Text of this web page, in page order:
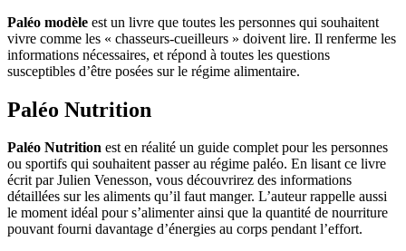
Paléo modèle est un livre que toutes les personnes qui souhaitent
vivre comme les « chasseurs-cueilleurs » doivent lire. Il renferme les
informations nécessaires, et répond à toutes les questions
susceptibles d’être posées sur le régime alimentaire.
Paléo Nutrition
Paléo Nutrition est en réalité un guide complet pour les personnes
ou sportifs qui souhaitent passer au régime paléo. En lisant ce livre
écrit par Julien Venesson, vous découvrirez des informations
détaillées sur les aliments qu’il faut manger. L’auteur rappelle aussi
le moment idéal pour s’alimenter ainsi que la quantité de nourriture
pouvant fourni davantage d’énergies au corps pendant l’effort.